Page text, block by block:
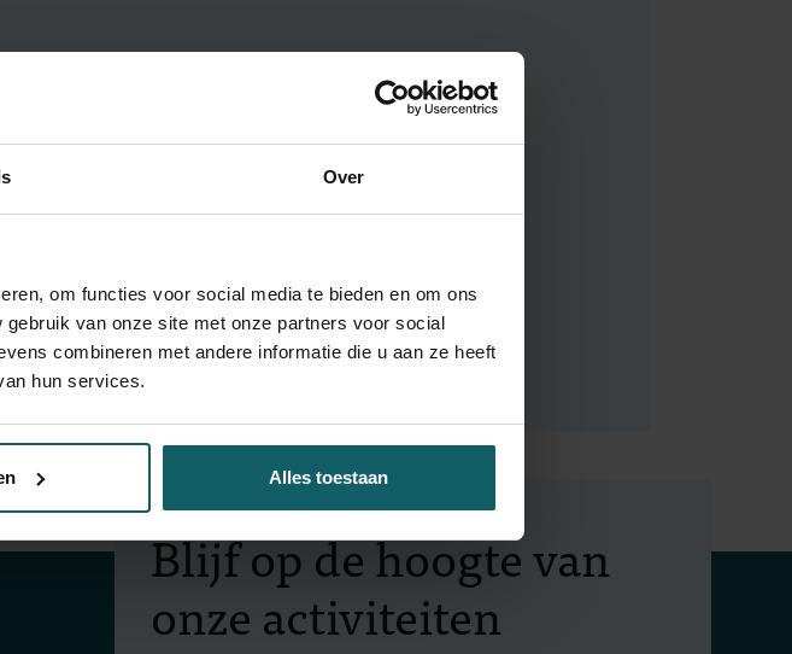
Over
om functies voor social media te bieden en om ons
van onze site met onze partners voor social
combineren met andere informatie die u aan ze heeft
hun services.
Alles toestaan
geweest.
Volgende
Blijf op de hoogte van
onze activiteiten